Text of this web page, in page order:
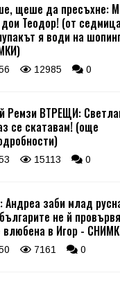
щеше да пресъхне:
Теодор! (от
я води на
12985 0
Ремзи ВТРЕЩИ:
се скатавам! (още
15113 0
Андреа заби млад
не й
влюбена в Игор -
7161 0